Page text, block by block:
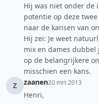
Hij was niet onder de
potentie op deze
naar de kansen van
Hij zei: Je weet
mix en dames
op de belangrijkere
misschien een kans.
Z
zaanen20 mrt 2013
Henri,